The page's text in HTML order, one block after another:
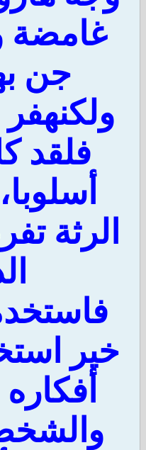
غامضة
جن
فلقد
أسلوبا،
أفكاره
والشخصية